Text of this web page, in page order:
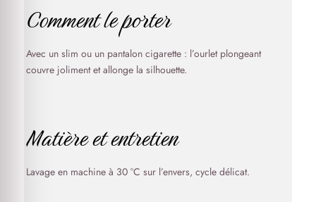
Comment le porter
Avec un slim ou un pantalon cigarette : l’ourlet plongeant
couvre joliment et allonge la silhouette.
Matière et entretien
Lavage en machine à 30 °C sur l’envers, cycle délicat.